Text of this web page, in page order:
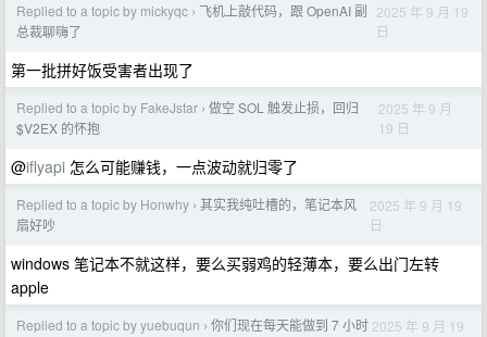
Replied to a topic by mickyqc › 飞机上敲代码，跟 OpenAI 副
总裁聊嗨了
2025 年 9 月 19
日
第一批拼好饭受害者出现了
Replied to a topic by FakeJstar › 做空 SOL 触发止损，回归
$V2EX 的怀抱
2025 年 9 月
19 日
@iflyapi 怎么可能赚钱，一点波动就归零了
Replied to a topic by Honwhy › 其实我纯吐槽的，笔记本风
扇好吵
2025 年 9 月 19
日
windows 笔记本不就这样，要么买弱鸡的轻薄本，要么出门左转
apple
Replied to a topic by yuebuqun › 你们现在每天能做到 7 小时 2025 年 9 月 19